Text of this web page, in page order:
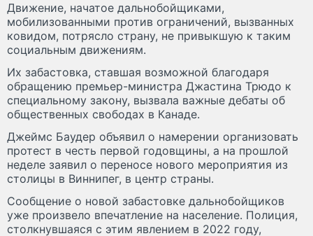
Движение, начатое дальнобойщиками,
мобилизованными против ограничений, вызванных
ковидом, потрясло страну, не привыкшую к таким
социальным движениям.
Их забастовка, ставшая возможной благодаря
обращению премьер-министра Джастина Трюдо к
специальному закону, вызвала важные дебаты об
общественных свободах в Канаде.
Джеймс Баудер объявил о намерении организовать
протест в честь первой годовщины, а на прошлой
неделе заявил о переносе нового мероприятия из
столицы в Виннипег, в центр страны.
Сообщение о новой забастовке дальнобойщиков
уже произвело впечатление на население. Полиция,
столкнувшаяся с этим явлением в 2022 году,